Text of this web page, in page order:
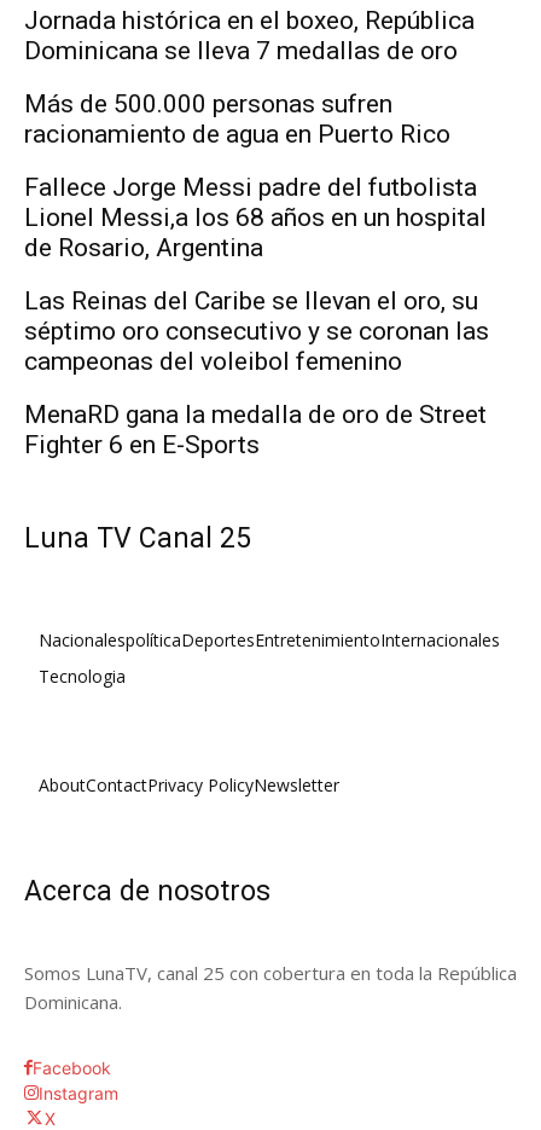
Jornada histórica en el boxeo, República
Dominicana se lleva 7 medallas de oro
Más de 500.000 personas sufren
racionamiento de agua en Puerto Rico
Fallece Jorge Messi padre del futbolista
Lionel Messi,a los 68 años en un hospital
de Rosario, Argentina
Las Reinas del Caribe se llevan el oro, su
séptimo oro consecutivo y se coronan las
campeonas del voleibol femenino
MenaRD gana la medalla de oro de Street
Fighter 6 en E-Sports
Luna TV Canal 25
NacionalespolíticaDeportesEntretenimientoInternacionales
Tecnologia
AboutContactPrivacy PolicyNewsletter
Acerca de nosotros
Somos LunaTV, canal 25 con cobertura en toda la República
Dominicana.
Facebook
Instagram
X